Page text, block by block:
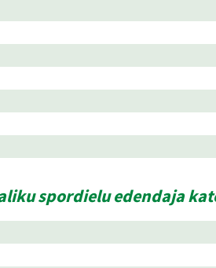
spordielu edendaja